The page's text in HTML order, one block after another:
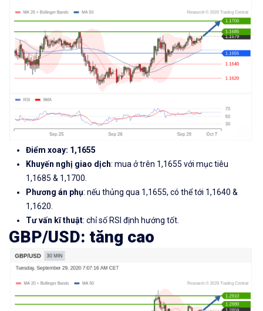
Điểm xoay: 1,1655
Khuyến nghị giao dịch: mua ở trên 1,1655 với mục tiêu
1,1685 & 1,1700.
Phương án phụ: nếu thủng qua 1,1655, có thể tới 1,1640 &
1,1620.
Tư vấn kĩ thuật: chỉ số RSI định hướng tốt.
GBP/USD: tăng cao